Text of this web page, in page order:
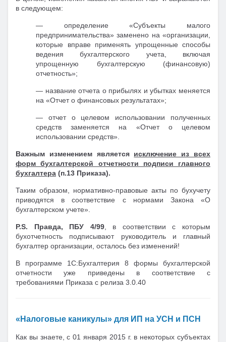
в следующем:
— определение «Субъекты малого
предпринимательства» заменено на «организации,
которые вправе применять упрощенные способы
ведения бухгалтерского учета, включая
упрощенную бухгалтерскую (финансовую)
отчетность»;
— название отчета о прибылях и убытках меняется
на «Отчет о финансовых результатах»;
— отчет о целевом использовании полученных
средств заменяется на «Отчет о целевом
использовании средств».
Важным изменением является исключение из всех
форм бухгалтерской отчетности подписи главного
бухгалтера (п.13 Приказа).
Таким образом, нормативно-правовые акты по бухучету
приводятся в соответствие с нормами Закона «О
бухгалтерском учете».
P.S. Правда, ПБУ 4/99, в соответствии с которым
бухотчетность подписывают руководитель и главный
бухгалтер организации, осталось без изменений!
В программе 1С:Бухгалтерия 8 формы бухгалтерской
отчетности уже приведены в соответствие с
требованиями Приказа с релиза 3.0.40
«Налоговые каникулы» для ИП на УСН и ПСН
Как вы знаете, с 01 января 2015 г. в некоторых субъектах